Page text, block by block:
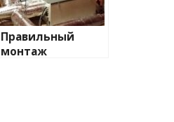
Правильный
монтаж